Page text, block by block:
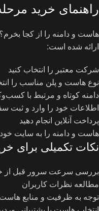
راهنمای خرید
هاست و دامنه را از کجا
ارائه شده است:
شرکت معتبر را انتخاب کنید
نوع هاست و پلن مناسب را
دامنه کوتاه و مرتبط با
اطلاعات خود را وارد و ثبت
پرداخت آنلاین انجام دهید
هاست و دامنه را به سایت
نکات تکمیلی برای
بررسی سرعت سرور قبل از
مطالعه نظرات کاربران
توجه به ظرفیت و منابع هاست